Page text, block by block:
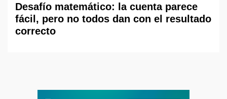
Desafío matemático: la cuenta parece
fácil, pero no todos dan con el resultado
correcto